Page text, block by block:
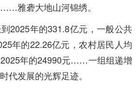
雅砻大地山河锦绣。
2025年的331.8亿元，一般公共
年的22.26亿元，农村居民人均
年的24990元……一组组递增
代发展的光辉足迹。